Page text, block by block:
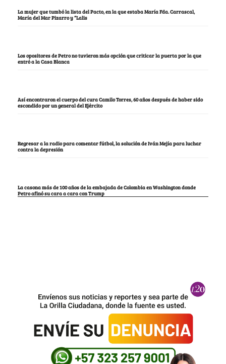
La mujer que tumbó la lista del Pacto, en la que estaba María Fda. Carrascal,
María del Mar Pizarro y “Lalis
Los opositores de Petro no tuvieron más opción que criticar la puerta por la que
entró a la Casa Blanca
Así encontraron el cuerpo del cura Camilo Torres, 60 años después de haber sido
escondido por un general del Ejército
Regresar a la radio para comentar fútbol, la solución de Iván Mejía para luchar
contra la depresión
La casona más de 100 años de la embajada de Colombia en Washington donde
Petro afinó su cara a cara con Trump